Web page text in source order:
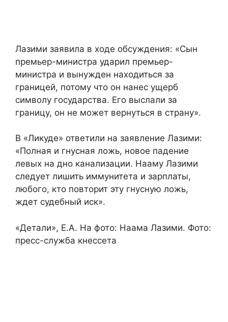
Лазими заявила в ходе обсуждения: «Сын
премьер-министра ударил премьер-
министра и вынужден находиться за
границей, потому что он нанес ущерб
символу государства. Его выслали за
границу, он не может вернуться в страну».
В «Ликуде» ответили на заявление Лазими:
«Полная и гнусная ложь, новое падение
левых на дно канализации. Нааму Лазими
следует лишить иммунитета и зарплаты,
любого, кто повторит эту гнусную ложь,
ждет судебный иск».
«Детали», Е.А. На фото: Наама Лазими. Фото:
пресс-служба кнессета